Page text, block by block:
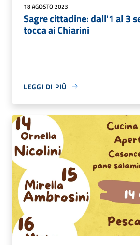
18 AGOSTO 2023
Sagre cittadine: dall'1 al 3
tocca ai Chiarini
LEGGI DI PIÙ